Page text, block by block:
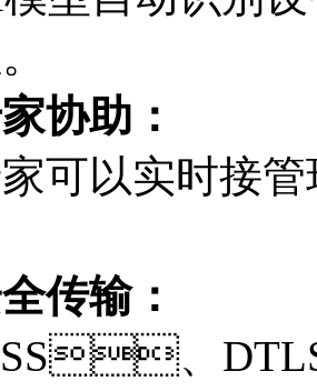
助：
可以实时接管
输：
、